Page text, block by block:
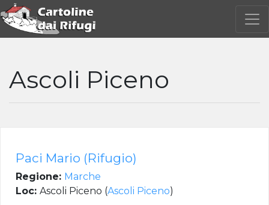
Ascoli Piceno
Paci Mario (Rifugio)
Regione: Marche
Loc: Ascoli Piceno (Ascoli Piceno)